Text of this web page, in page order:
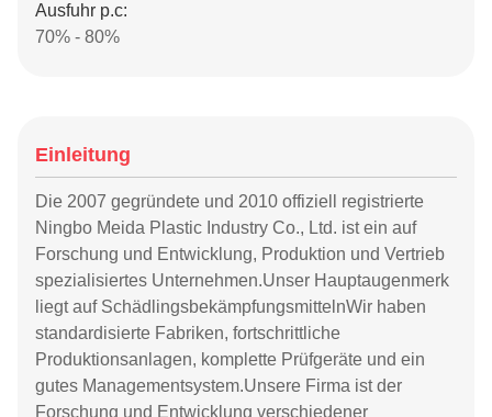
Ausfuhr p.c:
70% - 80%
Einleitung
Die 2007 gegründete und 2010 offiziell registrierte
Ningbo Meida Plastic Industry Co., Ltd. ist ein auf
Forschung und Entwicklung, Produktion und Vertrieb
spezialisiertes Unternehmen.Unser Hauptaugenmerk
liegt auf SchädlingsbekämpfungsmittelnWir haben
standardisierte Fabriken, fortschrittliche
Produktionsanlagen, komplette Prüfgeräte und ein
gutes Managementsystem.Unsere Firma ist der
Forschung und Entwicklung verschiedener